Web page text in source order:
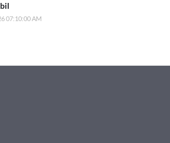
07:10:00 AM